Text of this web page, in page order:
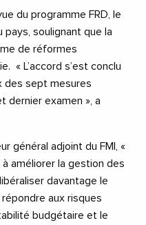
du programme FRD, le
pays, soulignant que la
de réformes
« L’accord s’est conclu
des sept mesures
dernier examen », a
général adjoint du FMI, «
améliorer la gestion des
davantage le
aux risques
budgétaire et le